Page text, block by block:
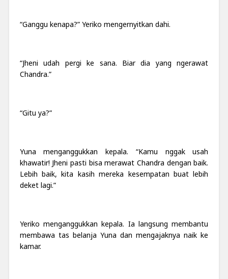
“Ganggu kenapa?” Yeriko mengernyitkan dahi.
“Jheni udah pergi ke sana. Biar dia yang ngerawat
Chandra.”
“Gitu ya?”
Yuna menganggukkan kepala. “Kamu nggak usah
khawatir! Jheni pasti bisa merawat Chandra dengan baik.
Lebih baik, kita kasih mereka kesempatan buat lebih
deket lagi.”
Yeriko menganggukkan kepala. Ia langsung membantu
membawa tas belanja Yuna dan mengajaknya naik ke
kamar.